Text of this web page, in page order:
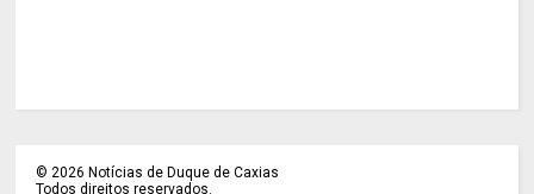
©2026 Notícias de Duque de Caxias
Todos direitos reservados.